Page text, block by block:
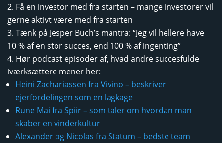
Få en investor med fra starten – mange investorer vil
gerne aktivt være med fra starten
Tænk på Jesper Buch’s mantra: “Jeg vil hellere have
10 % af en stor succes, end 100 % af ingenting”
Hør podcast episoder af, hvad andre succesfulde
iværksættere mener her:
Heini Zachariassen fra Vivino – beskriver
ejerfordelingen som en lagkage
Rune Mai fra Spiir – som taler om hvordan man
skaber en vinderkultur
Alexander og Nicolas fra Statum – bedste team